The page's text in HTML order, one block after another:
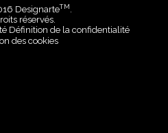
DesignarteTM.
réservés.
Définition de la confidentialité
des cookies